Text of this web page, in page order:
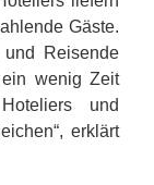
Gäste.
Reisende
wenig Zeit
und
erklärt